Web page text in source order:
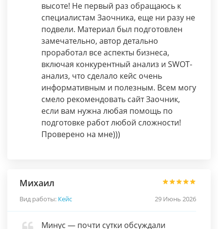
высоте! Не первый раз обращаюсь к
специалистам Заочника, еще ни разу не
подвели. Материал был подготовлен
замечательно, автор детально
проработал все аспекты бизнеса,
включая конкурентный анализ и SWOT-
анализ, что сделало кейс очень
информативным и полезным. Всем могу
смело рекомендовать сайт Заочник,
если вам нужна любая помощь по
подготовке работ любой сложности!
Проверено на мне)))
Михаил
Вид работы: Кейс 29 Июнь 2026
Минус — почти сутки обсуждали